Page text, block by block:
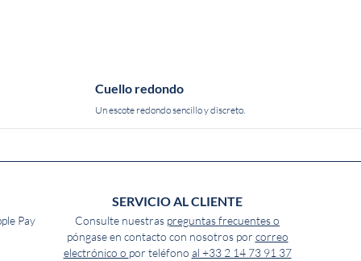
Cuello redondo
Un escote redondo sencillo y discreto.
Pay
SERVICIO AL CLIENTE
Consulte nuestras preguntas frecuentes o
póngase en contacto con nosotros por correo
electrónico o por teléfono al +33 2 14 73 91 37